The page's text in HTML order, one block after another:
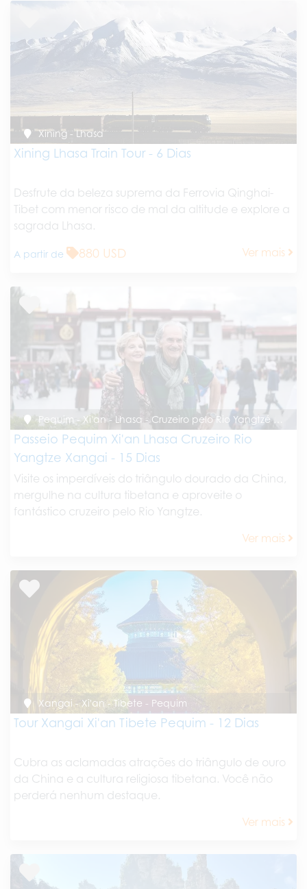
Xining - Lhasa
Xining Lhasa Train Tour - 6 Dias
Desfrute da beleza suprema da Ferrovia Qinghai-
Tibet com menor risco de mal da altitude e explore a
sagrada Lhasa.
A partir de 880 USD Ver mais
Pequim - Xi'an - Lhasa - Cruzeiro pelo Rio Yangtzé - Xangai
Passeio Pequim Xi'an Lhasa Cruzeiro Rio
Yangtze Xangai - 15 Dias
Visite os imperdíveis do triângulo dourado da China,
mergulhe na cultura tibetana e aproveite o
fantástico cruzeiro pelo Rio Yangtze.
Ver mais
Xangai - Xi'an - Tibete - Pequim
Tour Xangai Xi'an Tibete Pequim - 12 Dias
Cubra as aclamadas atrações do triângulo de ouro
da China e a cultura religiosa tibetana. Você não
perderá nenhum destaque.
Ver mais